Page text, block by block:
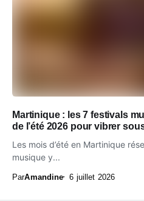
Martinique : les 7 festivals
de l’été 2026 pour vibrer
Les mois d’été en Martinique
musique y...
ParAmandine 6 juillet 2026